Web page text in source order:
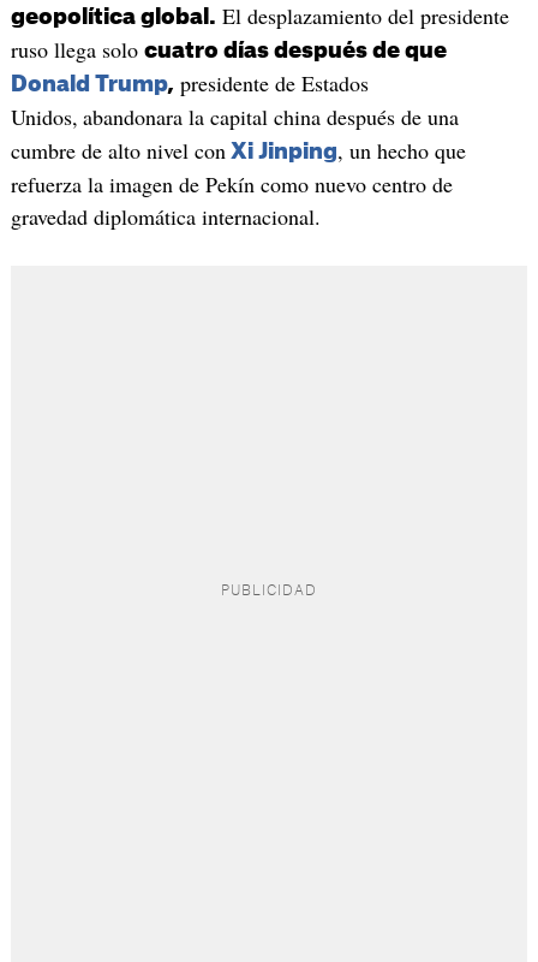
geopolítica global. El desplazamiento del presidente
ruso llega solo cuatro días después de que
Donald Trump, presidente de Estados
Unidos, abandonara la capital china después de una
cumbre de alto nivel con Xi Jinping, un hecho que
refuerza la imagen de Pekín como nuevo centro de
gravedad diplomática internacional.